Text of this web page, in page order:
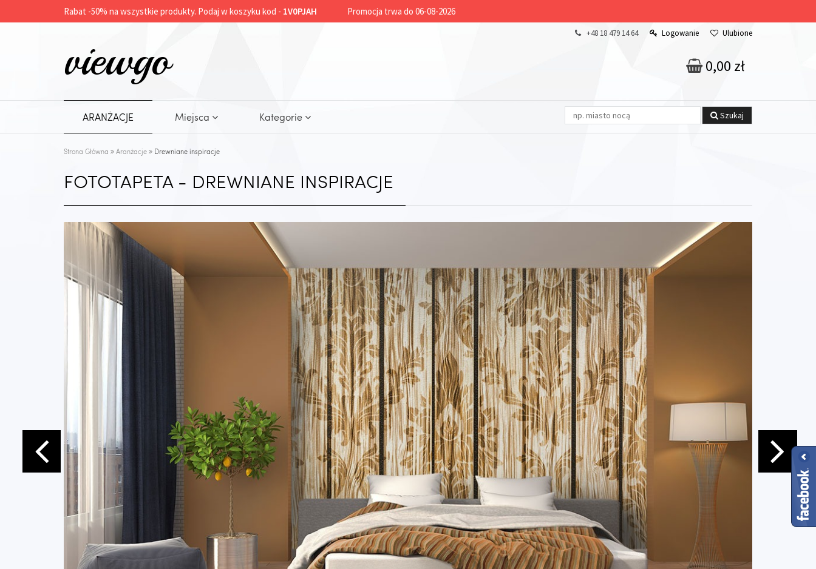
Rabat -50% na wszystkie produkty. Podaj w koszyku kod - 1V0PJAH Promocja trwa do 06-08-2026
+48 18 479 14 64 Logowanie Ulubione
viewgo 0,00 zł
Szukaj
ARANŻACJE Miejsca Kategorie
Strona Główna Aranżacje Drewniane inspiracje
FOTOTAPETA - DREWNIANE INSPIRACJE